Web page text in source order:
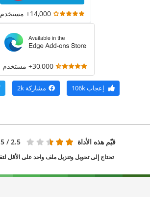
14,000+ مستخدم
30,000+ مستخدم
إعجاب106k مشاركة 2k
قيّم هذه الأداة 2.5 / 5 - 2 تصويتات
تحتاج إلى تحويل وتنزيل ملف واحد على الأقل